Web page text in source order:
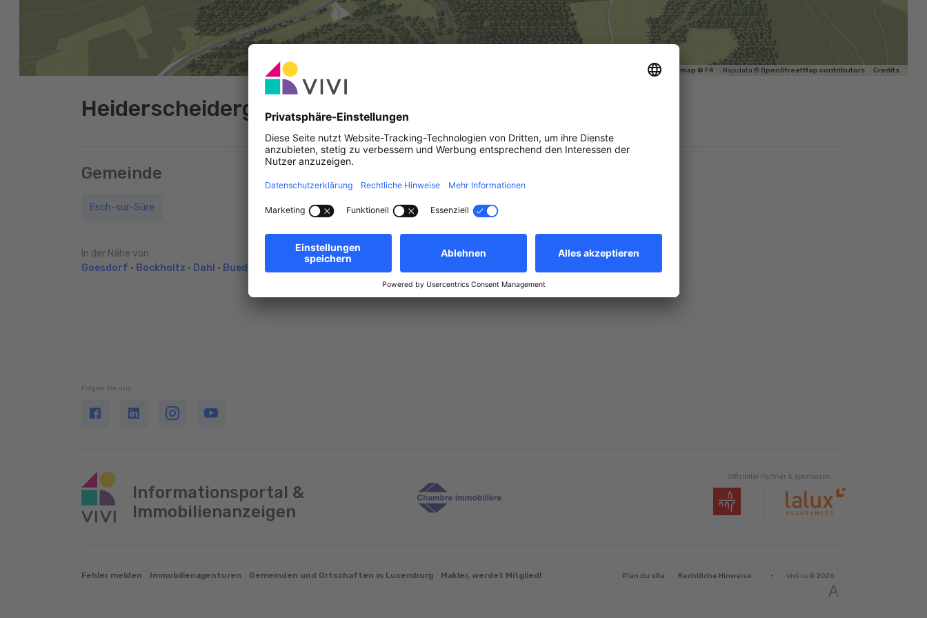
F4map © F4 Map data © OpenStreetMap contributors Credits
Heiderscheidergrund,Stadt
Gemeinde
Esch-sur-Sûre
In der Nähe von
Goesdorf • Bockholtz • Dahl • Buederscheid Kaundorf
Folgen Sie uns
Informationsportal &
Immobilienanzeigen
Offizieller Partner & Sponsoren
Fehler melden Immobilienagenturen Gemeinden und Ortschaften in Luxemburg Makler, werdet Mitglied! Plan du site Rechtliche Hinweise · vivi.lu © 2026